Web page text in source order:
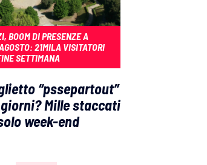
BOOM DI PRESENZE A
21MILA VISITATORI
SETTIMANA
“pssepartout”
Mille staccati
week-end